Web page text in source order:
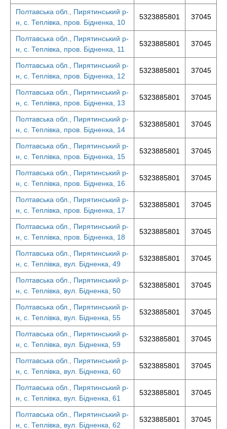
Полтавська обл., Пирятинський р-
н, с. Теплівка, пров. Бідненка, 10
5323885801 37045
Полтавська обл., Пирятинський р-
н, с. Теплівка, пров. Бідненка, 11
5323885801 37045
Полтавська обл., Пирятинський р-
н, с. Теплівка, пров. Бідненка, 12
5323885801 37045
Полтавська обл., Пирятинський р-
н, с. Теплівка, пров. Бідненка, 13
5323885801 37045
Полтавська обл., Пирятинський р-
н, с. Теплівка, пров. Бідненка, 14
5323885801 37045
Полтавська обл., Пирятинський р-
н, с. Теплівка, пров. Бідненка, 15
5323885801 37045
Полтавська обл., Пирятинський р-
н, с. Теплівка, пров. Бідненка, 16
5323885801 37045
Полтавська обл., Пирятинський р-
н, с. Теплівка, пров. Бідненка, 17
5323885801 37045
Полтавська обл., Пирятинський р-
н, с. Теплівка, пров. Бідненка, 18
5323885801 37045
Полтавська обл., Пирятинський р-
н, с. Теплівка, вул. Бідненка, 49
5323885801 37045
Полтавська обл., Пирятинський р-
н, с. Теплівка, вул. Бідненка, 50
5323885801 37045
Полтавська обл., Пирятинський р-
н, с. Теплівка, вул. Бідненка, 55
5323885801 37045
Полтавська обл., Пирятинський р-
н, с. Теплівка, вул. Бідненка, 59
5323885801 37045
Полтавська обл., Пирятинський р-
н, с. Теплівка, вул. Бідненка, 60
5323885801 37045
Полтавська обл., Пирятинський р-
н, с. Теплівка, вул. Бідненка, 61
5323885801 37045
Полтавська обл., Пирятинський р-
н, с. Теплівка, вул. Бідненка, 62
5323885801 37045